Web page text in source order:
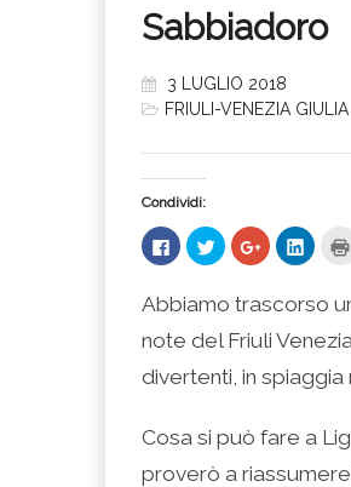
Sabbiadoro
3 LUGLIO 2018
FRIULI-VENEZIA GIULIA
Condividi:
Fai
clic
su
Facebook
apre
una
nuova
Fai
clic
condividere
su
Twitter
(Si
in
una
Fai
clic
condividere
su
Google+
(Si
in
una
Fai
clic
su
LinkedIn
(Si
in
una
Abbiamo trascorso
note del Friuli
divertenti, in spiaggia
Cosa si può fare a
proverò a